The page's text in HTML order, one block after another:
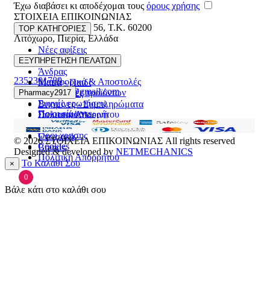
Έχω διαβάσει κι αποδέχομαι τους όρους χρήσης
ΣΤΟΙΧΕΙΑ ΕΠΙΚΟΙΝΩΝΙΑΣ
Βασ. Κωνσταντίνου 56, T.K. 60200
Λιτόχωρο,Πιερία,Ελλάδα
ΓΕΜΗ:165892448000
2352301789
pharmacy2917@gmail.com
TOP ΚΑΤΗΓΟΡΙΕΣ
Νέες αφίξεις
Γυναίκα
Άνδρας
Μαμά - Παιδί
Προσφορές
Βιταμίνες - Συμπληρώματα
Στοματική Υγιεινή
Πρόσωπο
Εποχιακά
Brands
ΕΞΥΠΗΡΕΤΗΣΗ ΠΕΛΑΤΩΝ
Μεταφορικά & Αποστολές
Επιστροφές προϊόντων
Συχνές ερωτήσεις
Πολιτική Απορρήτου
Pharmacy2917
Ποιοι είμαστε
Επικοινωνία
Όροι χρήσης
Cookies
Πολιτική Απορρήτου
© 2026ΣΤΟΙΧΕΙΑ ΕΠΙΚΟΙΝΩΝΙΑΣ All rights reserved
Designed & developed by NETMECHANICS
× Το Καλάθι Σου
0
Βάλε κάτι στο καλάθι σου